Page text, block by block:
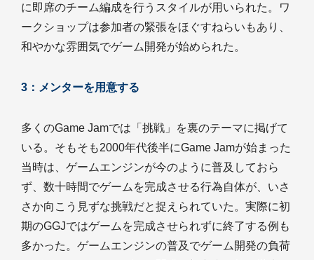
に即席のチーム編成を行うスタイルが用いられた。ワ
ークショップは参加者の緊張をほぐすねらいもあり、
和やかな雰囲気でゲーム開発が始められた。
3：メンターを用意する
多くのGame Jamでは「挑戦」を裏のテーマに掲げて
いる。そもそも2000年代後半にGame Jamが始まった
当時は、ゲームエンジンが今のように普及しておら
ず、数十時間でゲームを完成させる行為自体が、いさ
さか向こう見ずな挑戦だと捉えられていた。実際に初
期のGGJではゲームを完成させられずに終了する例も
多かった。ゲームエンジンの普及でゲーム開発の負荷